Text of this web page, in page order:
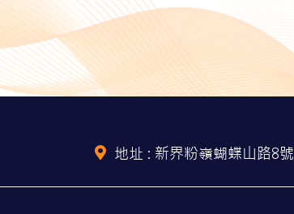
地址 : 新界粉嶺蝴蝶山路8號